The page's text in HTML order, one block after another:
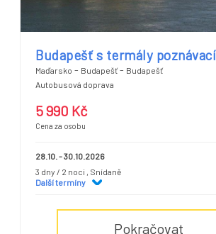
Budapešť s termály poznávací
Maďarsko - Budapešť - Budapešť
Autobusová doprava
5 990 Kč
Cena za osobu
28.10. - 30.10.2026
3 dny / 2 noci
, Snídaně
Další termíny
Pokračovat